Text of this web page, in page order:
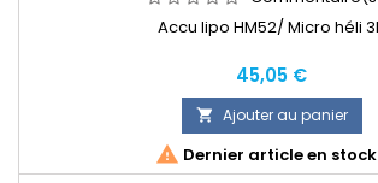
Accu lipo HM52/ Micro héli
Prix
45,05 €
 Ajouter au panier
 Dernier article en stock